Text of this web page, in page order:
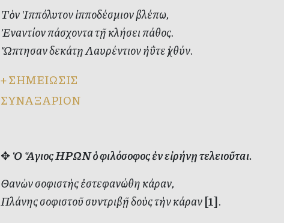
Τὸν Ἱππόλυτον ἱπποδέσμιον βλέπω,
Ἐναντίον πάσχοντα τῇ κλήσει πάθος.
Ὤπτησαν δεκάτῃ Λαυρέντιον ἠΰτε ἰχθύν.
+ΣΗΜΕΙΩΣΙΣ
ΣΥΝΑΞΑΡΙΟΝ
✥ Ὁ Ἅγιος ΗΡΩΝ ὁ φιλόσοφος ἐν εἰρήνῃ τελειοῦται.
Θανὼν σοφιστὴς ἐστεφανώθη κάραν,
Πλάνης σοφιστοῦ συντριβῇ δοὺς τὴν κάραν[1].